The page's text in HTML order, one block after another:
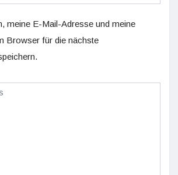
meine E-Mail-Adresse und meine
Browser für die nächste